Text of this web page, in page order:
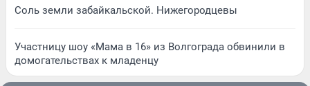
Соль земли забайкальской. Нижегородцевы
Участницу шоу «Мама в 16» из Волгограда обвинили в
домогательствах к младенцу